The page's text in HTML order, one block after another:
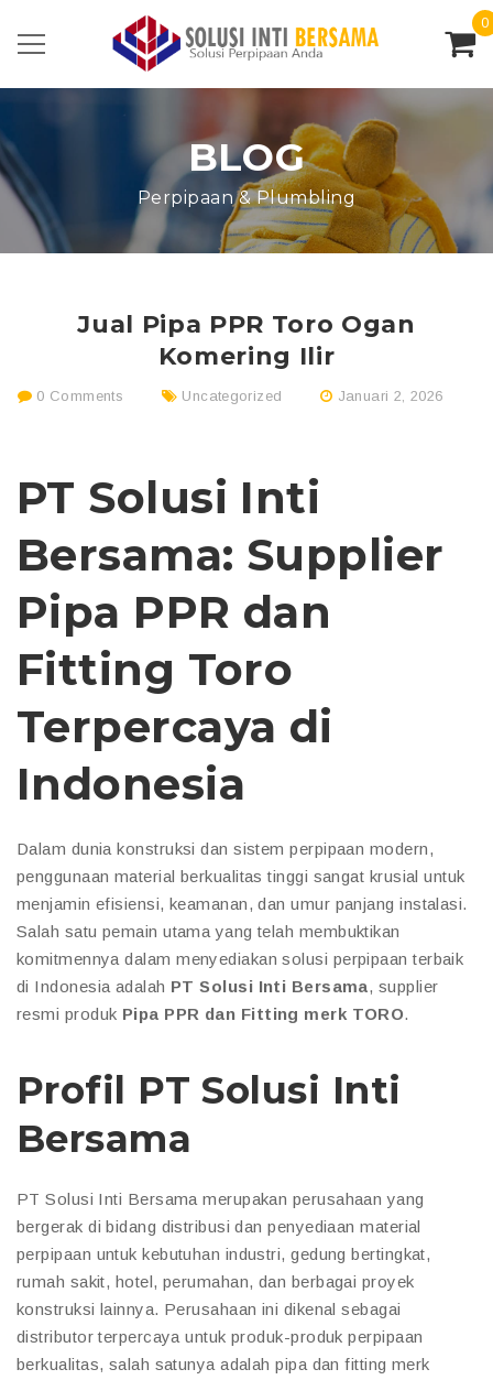
0
BLOG
Perpipaan & Plumbling
Jual Pipa PPR Toro Ogan
Komering Ilir
0 Comments Uncategorized Januari 2, 2026
PT Solusi Inti
Bersama: Supplier
Pipa PPR dan
Fitting Toro
Terpercaya di
Indonesia
Dalam dunia konstruksi dan sistem perpipaan modern,
penggunaan material berkualitas tinggi sangat krusial untuk
menjamin efisiensi, keamanan, dan umur panjang instalasi.
Salah satu pemain utama yang telah membuktikan
komitmennya dalam menyediakan solusi perpipaan terbaik
di Indonesia adalah PT Solusi Inti Bersama, supplier
resmi produk Pipa PPR dan Fitting merk TORO.
Profil PT Solusi Inti
Bersama
PT Solusi Inti Bersama merupakan perusahaan yang
bergerak di bidang distribusi dan penyediaan material
perpipaan untuk kebutuhan industri, gedung bertingkat,
rumah sakit, hotel, perumahan, dan berbagai proyek
konstruksi lainnya. Perusahaan ini dikenal sebagai
distributor terpercaya untuk produk-produk perpipaan
berkualitas, salah satunya adalah pipa dan fitting merk